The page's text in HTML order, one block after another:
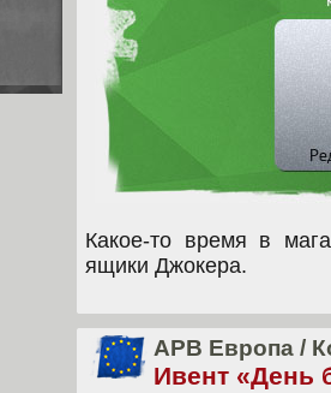
Какое-то время в
ящики Джокера.
APB Европа /
Ивент «День